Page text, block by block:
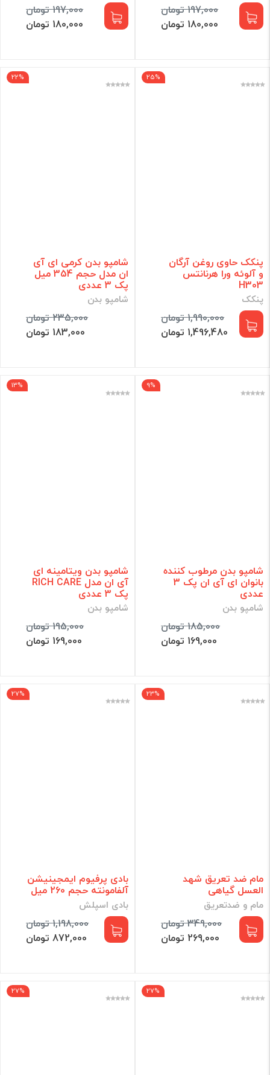
197,000 تومان
180,000 تومان
197,000 تومان
180,000 تومان
25%
پنکک حاوی روغن آرگان
و آلوئه ورا هرنانتس
H303
پنکک
1,990,000 تومان
1,496,480 تومان
22%
شامپو بدن کرمی ای آی
ان مدل حجم 354 میل
پک 3 عددی
شامپو بدن
235,000 تومان
183,000 تومان
9%
شامپو بدن مرطوب کننده
بانوان ای آی ان پک 3
عددی
شامپو بدن
185,000 تومان
169,000 تومان
13%
شامپو بدن ویتامینه ای
آی ان مدل RICH CARE
پک 3 عددی
شامپو بدن
195,000 تومان
169,000 تومان
23%
مام ضد تعریق شهد
العسل گیاهی
مام و ضدتعریق
349,000 تومان
269,000 تومان
27%
بادی پرفیوم ایمجینیشن
آلفامونته حجم 260 میل
بادی اسپلش
1,198,000 تومان
872,000 تومان
27%
27%